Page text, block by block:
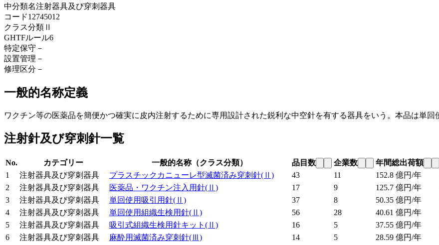
中分類名注射器具及び穿刺器具
コード12745012
クラス分類 Ⅱ
GHTFルール6
特定保守 －
設置管理 －
修理区分 －
一般的名称定義
ワクチン等の医薬品を簡便かつ確実に皮内注射するために専用設計された鋭利な中空針を有する器具をいう。本品は単回
注射針及び穿刺針一覧
No. カテゴリー 一般的名称（クラス分類） 品目数 企業数 年間総出荷額
1
注射器具及び穿刺器具 プラスチックカニューレ型滅菌済み穿刺針(Ⅱ) 43 11 152.8 億円/年
2
注射器具及び穿刺器具 医薬品・ワクチン注入用針(Ⅱ) 17 9 125.7 億円/年
3
注射器具及び穿刺器具 単回使用吸引用針(Ⅱ) 37 8 50.35 億円/年
4
注射器具及び穿刺器具 単回使用組織生検用針(Ⅱ) 56 28 40.61 億円/年
5
注射器具及び穿刺器具 吸引式組織生検用針キット (Ⅱ) 16 5 37.55 億円/年
6
注射器具及び穿刺器具 麻酔用滅菌済み穿刺針(Ⅲ) 14 5 28.59 億円/年